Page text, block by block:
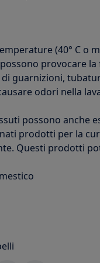
(40° C o
provocare
guarnizioni,
odori nella
possono anche
prodotti per la
Questi prodotti